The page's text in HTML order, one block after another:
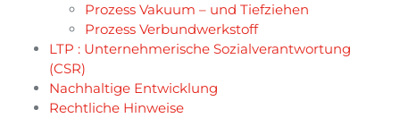
Prozess Vakuum – und Tiefziehen
Prozess Verbundwerkstoff
LTP : Unternehmerische Sozialverantwortung
(CSR)
Nachhaltige Entwicklung
Rechtliche Hinweise